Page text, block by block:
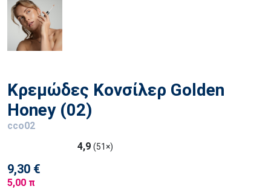
Κρεμώδες Κονσίλερ Golden
Honey (02)
cco02
4,9 (51×)
9,30 €
5,00 π